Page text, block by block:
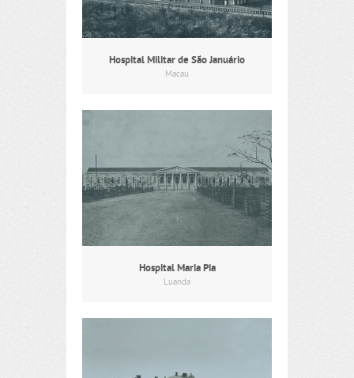
Hospital Militar de São Januário
Macau
Hospital Maria Pia
Luanda